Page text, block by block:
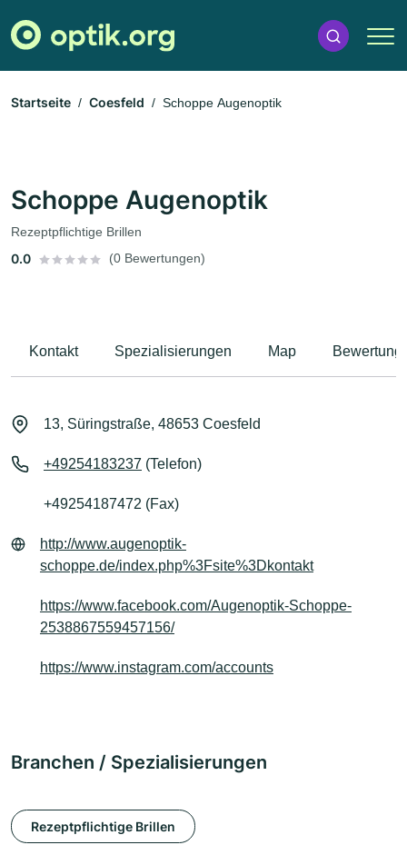
Startseite Coesfeld Schoppe Augenoptik
Schoppe Augenoptik
Rezeptpflichtige Brillen
0.0 (0 Bewertungen)
Kontakt Spezialisierungen Map
13, Süringstraße, 48653 Coesfeld
+49254183237 (Telefon)
+49254187472 (Fax)
http://www.augenoptik-
schoppe.de/index.php%3Fsite%3Dkontakt
https://www.facebook.com/Augenoptik-Schoppe-
2538867559457156/
https://www.instagram.com/accounts
Branchen / Spezialisierungen
Rezeptpflichtige Brillen